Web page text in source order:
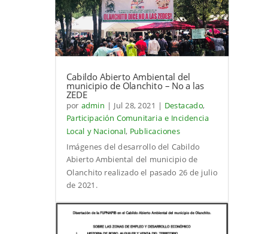
Cabildo Abierto Ambiental del
municipio de Olanchito – No a las
ZEDE
por admin | Jul 28, 2021 | Destacado,
Participación Comunitaria e Incidencia
Local y Nacional, Publicaciones
Imágenes del desarrollo del Cabildo
Abierto Ambiental del municipio de
Olanchito realizado el pasado 26 de julio
de 2021.